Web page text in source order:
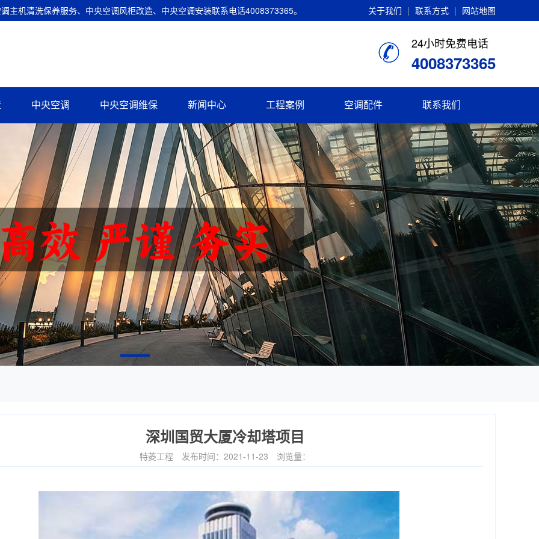
关于我们 | 联系方式 | 网站地图
主机清洗保养服务、中央空调风柜改造、中央空调安装联系电话4008373365。
24小时免费电话
4008373365
中央空调 中央空调维保 新闻中心 工程案例 空调配件 联系我们
深圳国贸大厦冷却塔项目
特菱工程 发布时间：2021-11-23 浏览量：